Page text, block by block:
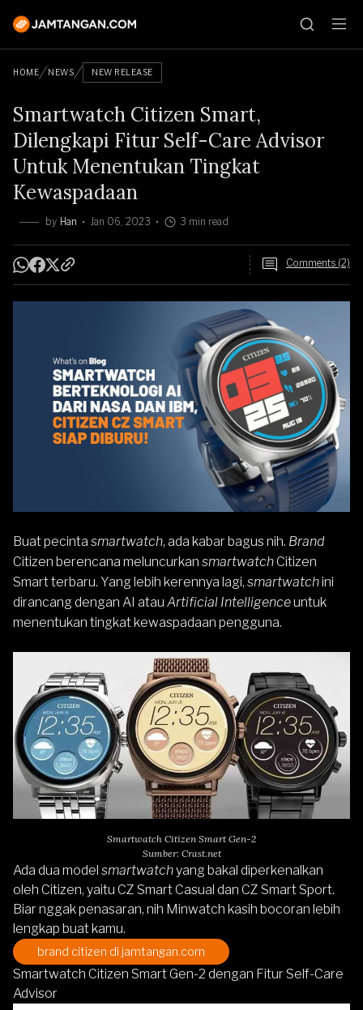
HOME NEWS NEW RELEASE
Smartwatch Citizen Smart,
Dilengkapi Fitur Self-Care Advisor
Untuk Menentukan Tingkat
Kewaspadaan
by Han Jan 06, 2023 3 min read
Comments (2)
Buat pecinta smartwatch, ada kabar bagus nih. Brand
Citizen berencana meluncurkan smartwatchCitizen
Smart terbaru. Yang lebih kerennya lagi, smartwatchini
dirancang dengan AI atau Artificial Intelligenceuntuk
menentukan tingkat kewaspadaan pengguna.
Smartwatch Citizen Smart Gen-2
Sumber: Crast.net
Ada dua model smartwatchyang bakal diperkenalkan
oleh Citizen, yaitu CZ Smart Casual dan CZ Smart Sport.
Biar nggak penasaran, nih Minwatch kasih bocoran lebih
lengkap buat kamu.
brand citizen di jamtangan.com
Smartwatch Citizen Smart Gen-2 dengan Fitur Self-Care
Advisor